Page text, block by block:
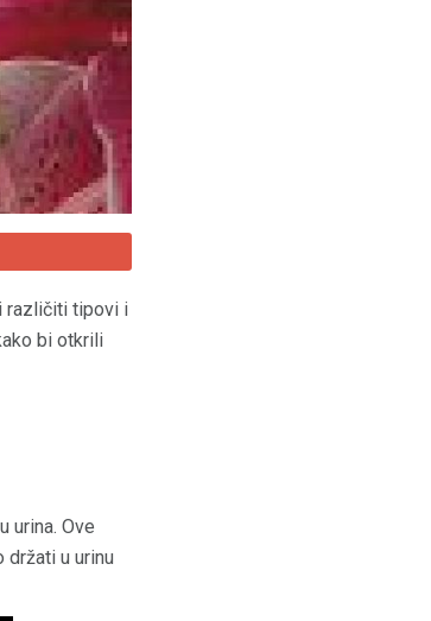
različiti tipovi i
bi otkrili
urina. Ove
držati u urinu